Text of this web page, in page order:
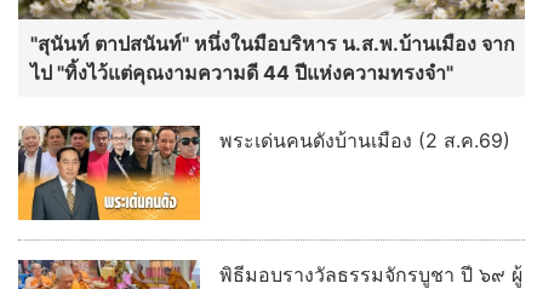
"สุนันท์ ตาปสนันท์" หนึ่งในมือบริหาร น.ส.พ.บ้านเมือง จาก
ไป "ทิ้งไว้แต่คุณงามความดี 44 ปีแห่งความทรงจำ"
พระเด่นคนดังบ้านเมือง (2 ส.ค.69)
พิธีมอบรางวัลธรรมจักรบูชา ปี ๖๙ ผู้